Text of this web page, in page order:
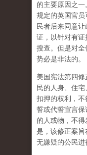
的主要原因之
规定的英国官
民者后来同意
证，以针对有
搜查。但是对
势必是非法的。
美国宪法第四修
民的人身、住
扣押的权利，
誓或代誓宣言
的人或物，不得
是， 该修正案旨
无嫌疑的公民进